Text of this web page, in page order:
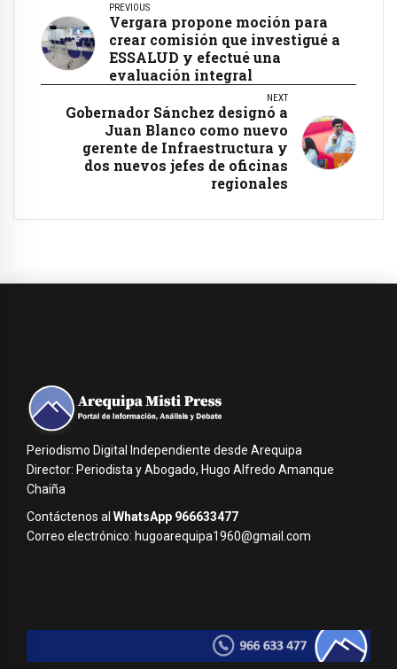
PREVIOUS
Vergara propone moción para
crear comisión que investigué a
ESSALUD y efectué una
evaluación integral
NEXT
Gobernador Sánchez designó a
Juan Blanco como nuevo
gerente de Infraestructura y
dos nuevos jefes de oficinas
regionales
Periodismo Digital Independiente desde Arequipa
Director: Periodista y Abogado, Hugo Alfredo Amanque
Chaiña
Contáctenos al WhatsApp 966633477
Correo electrónico: hugoarequipa1960@gmail.com